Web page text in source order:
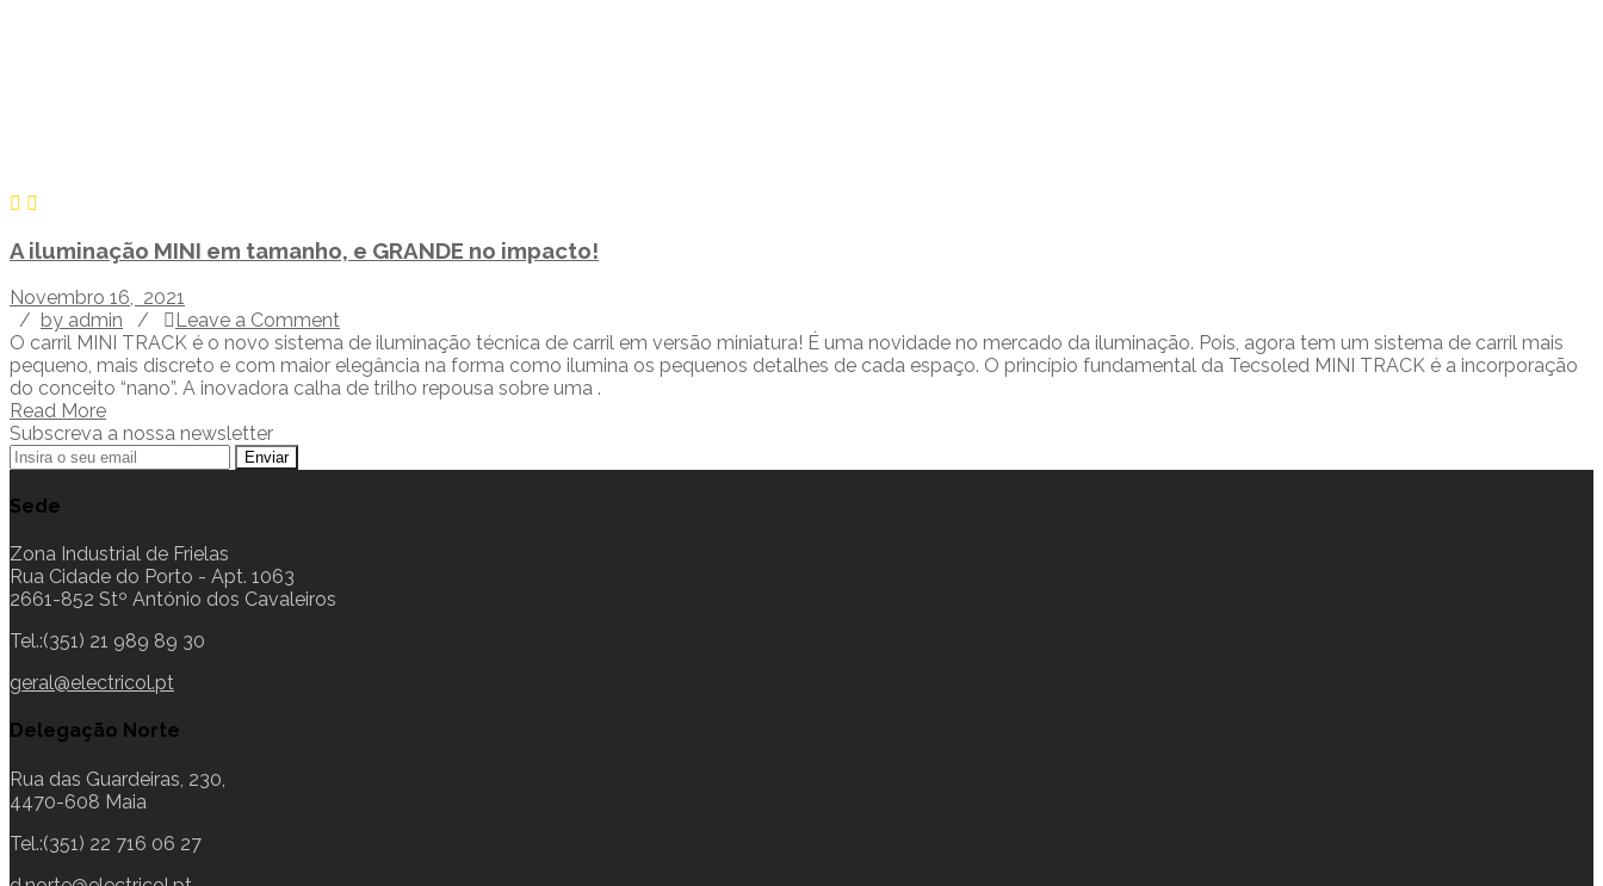
A iluminação MINI em tamanho, e GRANDE no impacto!
Novembro 16, 2021
/ by admin /
Leave a Comment
O carril MINI TRACK é o novo sistema de iluminação técnica de carril em versão miniatura! É uma novidade no mercado da iluminação. Pois, agora tem um sistema de carril mais
pequeno, mais discreto e com maior elegância na forma como ilumina os pequenos detalhes de cada espaço. O princípio fundamental da Tecsoled MINI TRACK é a incorporação
do conceito “nano”. A inovadora calha de trilho repousa sobre uma .
Read More
Subscreva a nossa newsletter
Sede
Zona Industrial de Frielas
Rua Cidade do Porto - Apt. 1063
2661-852 Stº António dos Cavaleiros
Tel.:(351) 21 989 89 30
geral@electricol.pt
Delegação Norte
Rua das Guardeiras, 230,
4470-608 Maia
Tel.:(351) 22 716 06 27